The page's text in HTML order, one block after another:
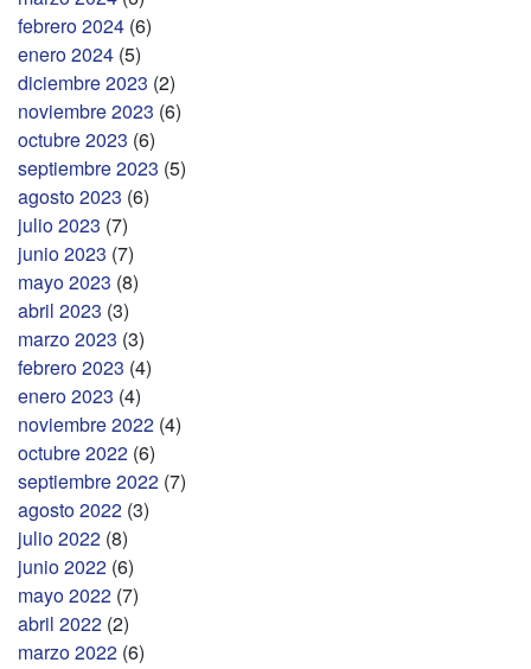
febrero 2024 (6)
enero 2024 (5)
diciembre 2023 (2)
noviembre 2023 (6)
octubre 2023 (6)
septiembre 2023 (5)
agosto 2023 (6)
julio 2023 (7)
junio 2023 (7)
mayo 2023 (8)
abril 2023 (3)
marzo 2023 (3)
febrero 2023 (4)
enero 2023 (4)
noviembre 2022 (4)
octubre 2022 (6)
septiembre 2022 (7)
agosto 2022 (3)
julio 2022 (8)
junio 2022 (6)
mayo 2022 (7)
abril 2022 (2)
marzo 2022 (6)